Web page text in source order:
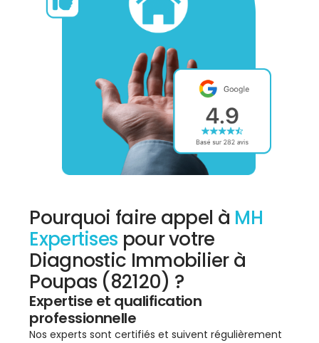
Pourquoi faire appel à MH
Expertises pour votre
Diagnostic Immobilier à
Poupas (82120) ?
Expertise et qualification
professionnelle
Nos experts sont certifiés et suivent régulièrement